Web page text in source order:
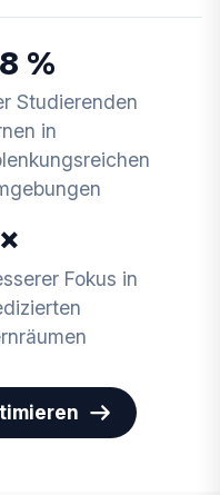
%
Studierenden
in
Fokus in